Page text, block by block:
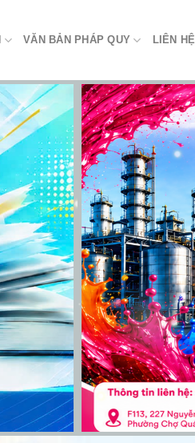
VĂN BẢN PHÁP QUY LIÊN HỆ